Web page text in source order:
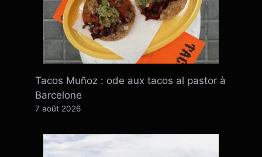
Tacos Muñoz : ode aux tacos al pastor à
Barcelone
7 août 2026